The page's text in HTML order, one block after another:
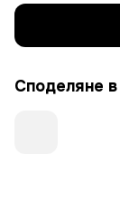
Споделяне